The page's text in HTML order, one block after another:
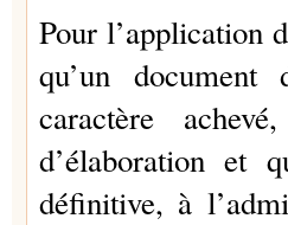
Pour l’application
qu’un
caractère
d’élaboration et
définitive, à